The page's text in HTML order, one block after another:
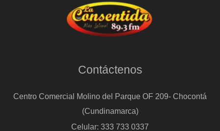
Contáctenos
Centro Comercial Molino del Parque OF 209- Chocontá
(Cundinamarca)
Celular: 333 733 0337